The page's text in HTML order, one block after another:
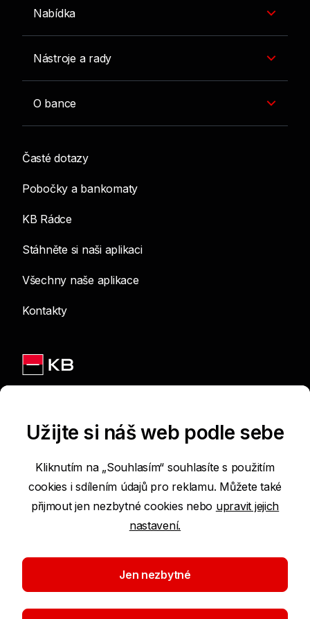
Nabídka
Nástroje a rady
O bance
Časté dotazy
Pobočky a bankomaty
KB Rádce
Stáhněte si naši aplikaci
Všechny naše aplikace
Kontakty
Podmínky používání internetových stránek
Prohlášení o přístupnosti
Ochrana osobních údajů
Užijte si náš web podle sebe
Kliknutím na „Souhlasím“ souhlasíte s použitím
cookies i sdílením údajů pro reklamu. Můžete také
přijmout jen nezbytné cookies nebo upravit jejich
nastavení.
Jen nezbytné